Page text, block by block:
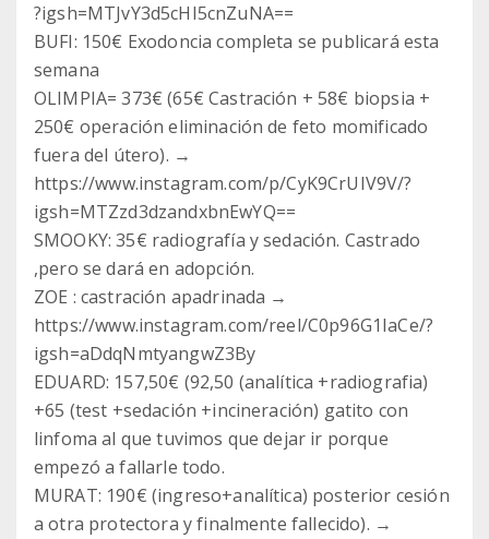
?igsh=MTJvY3d5cHI5cnZuNA==
BUFI: 150€ Exodoncia completa se publicará esta
semana
OLIMPIA= 373€ (65€ Castración + 58€ biopsia +
250€ operación eliminación de feto momificado
fuera del útero). →
https://www.instagram.com/p/CyK9CrUIV9V/?
igsh=MTZzd3dzandxbnEwYQ==
SMOOKY: 35€ radiografía y sedación. Castrado
,pero se dará en adopción.
ZOE : castración apadrinada →
https://www.instagram.com/reel/C0p96G1IaCe/?
igsh=aDdqNmtyangwZ3By
EDUARD: 157,50€ (92,50 (analítica +radiografia)
+65 (test +sedación +incineración) gatito con
linfoma al que tuvimos que dejar ir porque
empezó a fallarle todo.
MURAT: 190€ (ingreso+analítica) posterior cesión
a otra protectora y finalmente fallecido). →